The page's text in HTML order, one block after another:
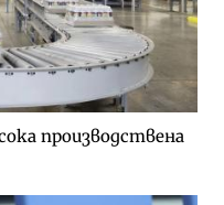
производствена